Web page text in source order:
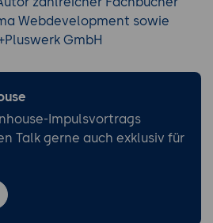
Webdevelopment sowie
GmbH
Impulsvortrags
Talk gerne auch exklusiv für